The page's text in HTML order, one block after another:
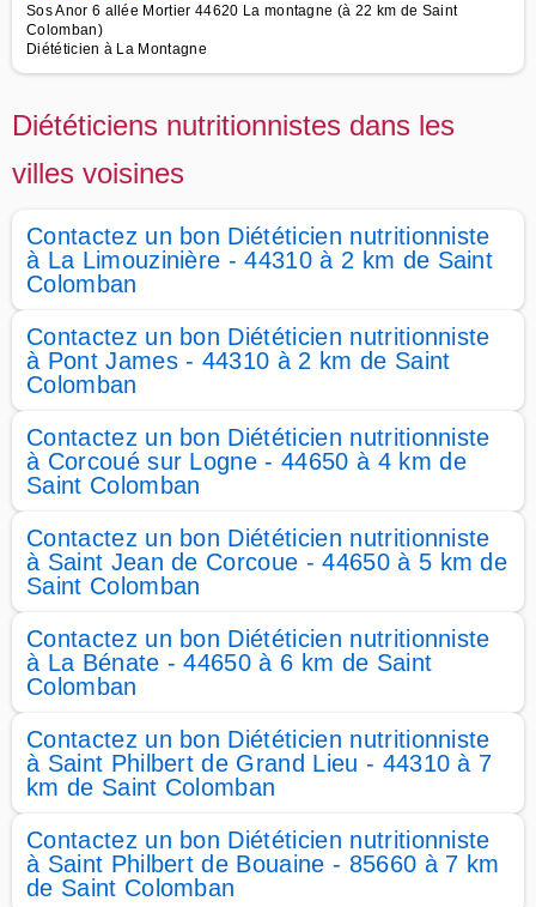
Sos Anor 6 allée Mortier 44620 La montagne (à 22 km de Saint
Colomban)
Diététicien à La Montagne
Diététiciens nutritionnistes dans les
villes voisines
Contactez un bon Diététicien nutritionniste
à La Limouzinière - 44310 à 2 km de Saint
Colomban
Contactez un bon Diététicien nutritionniste
à Pont James - 44310 à 2 km de Saint
Colomban
Contactez un bon Diététicien nutritionniste
à Corcoué sur Logne - 44650 à 4 km de
Saint Colomban
Contactez un bon Diététicien nutritionniste
à Saint Jean de Corcoue - 44650 à 5 km de
Saint Colomban
Contactez un bon Diététicien nutritionniste
à La Bénate - 44650 à 6 km de Saint
Colomban
Contactez un bon Diététicien nutritionniste
à Saint Philbert de Grand Lieu - 44310 à 7
km de Saint Colomban
Contactez un bon Diététicien nutritionniste
à Saint Philbert de Bouaine - 85660 à 7 km
de Saint Colomban